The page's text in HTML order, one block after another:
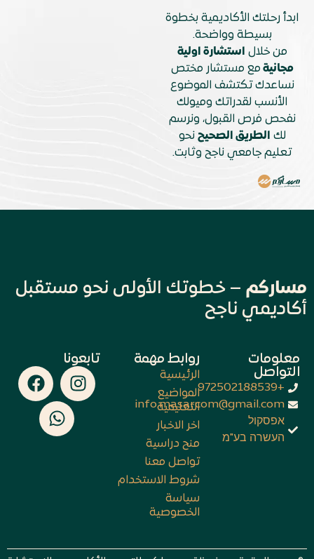
ابدأ رحلتك الأكاديمية بخطوة
بسيطة وواضحة.
من خلال استشارة اولية
مجانية مع مستشار مختص
نساعدك تكتشف الموضوع
الأنسب لقدراتك وميولك
نفحص فرص القبول، ونرسم
لك الطريق الصحيح نحو
تعليم جامعي ناجح وثابت.
مساركم – خطوتك الأولى نحو مستقبل
أكاديمي ناجح
معلومات
التواصل
+972502188539
info.masarcom@gmail.com
אפסקול
העשרה בע"מ
روابط مهمة
الرئيسية
المواضيع
التعليمية
اخر الاخبار
منح دراسية
تواصل معنا
شروط الاستخدام
سياسة
الخصوصية
تابعونا